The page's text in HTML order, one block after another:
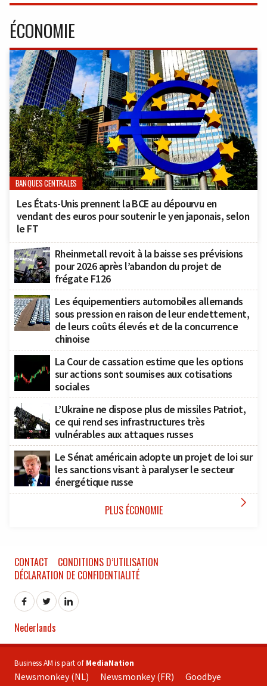
ÉCONOMIE
BANQUES CENTRALES
Les États-Unis prennent la BCE au dépourvu en
vendant des euros pour soutenir le yen japonais, selon
le FT
Rheinmetall revoit à la baisse ses prévisions
pour 2026 après l’abandon du projet de
frégate F126
Les équipementiers automobiles allemands
sous pression en raison de leur endettement,
de leurs coûts élevés et de la concurrence
chinoise
La Cour de cassation estime que les options
sur actions sont soumises aux cotisations
sociales
L’Ukraine ne dispose plus de missiles Patriot,
ce qui rend ses infrastructures très
vulnérables aux attaques russes
Le Sénat américain adopte un projet de loi sur
les sanctions visant à paralyser le secteur
énergétique russe
PLUS ÉCONOMIE 
CONTACT
CONDITIONS D’UTILISATION
DÉCLARATION DE CONFIDENTIALITÉ
Nederlands
Business AM is part of MediaNation
Newsmonkey (NL) Newsmonkey (FR) Goodbye